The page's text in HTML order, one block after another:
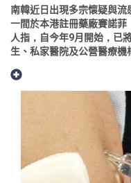
南韓近日出現多宗懷疑與
一間於本港註冊藥廠賽諾
人指，自今年9月開始，已
生、私家醫院及公營醫療